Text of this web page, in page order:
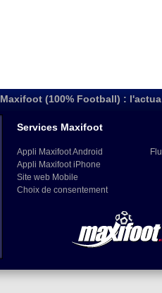
Maxifoot (100% Football) :
Services Maxifoot
Appli Maxifoot Android
Appli Maxifoot iPhone
Site web Mobile
Choix de consentement